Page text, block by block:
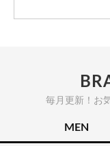
毎月更新！お
MEN